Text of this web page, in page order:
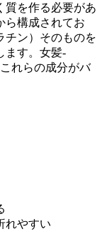
質を作る必要があ
ら構成されてお
チン）そのものを
ます。女髪-
れらの成分がバ
れやすい